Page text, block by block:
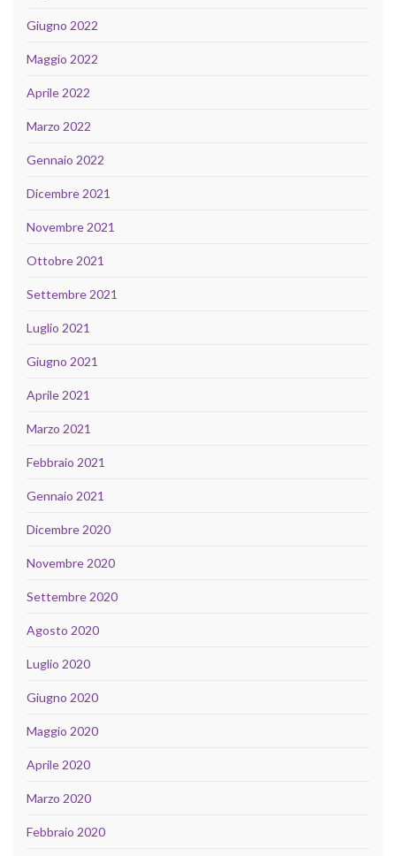
Giugno 2022
Maggio 2022
Aprile 2022
Marzo 2022
Gennaio 2022
Dicembre 2021
Novembre 2021
Ottobre 2021
Settembre 2021
Luglio 2021
Giugno 2021
Aprile 2021
Marzo 2021
Febbraio 2021
Gennaio 2021
Dicembre 2020
Novembre 2020
Settembre 2020
Agosto 2020
Luglio 2020
Giugno 2020
Maggio 2020
Aprile 2020
Marzo 2020
Febbraio 2020